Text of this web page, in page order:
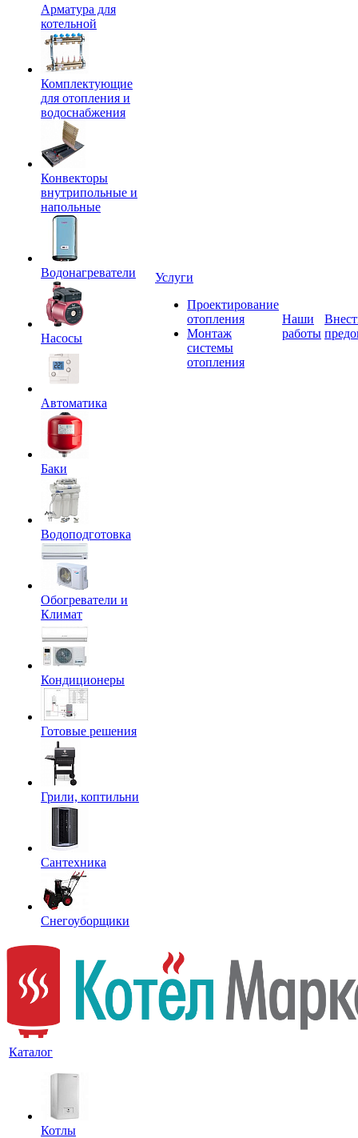
Арматура для
котельной
Комплектующие
для отопления и
водоснабжения
Конвекторы
внутрипольные и
напольные
Водонагреватели
Насосы
Автоматика
Баки
Водоподготовка
Обогреватели и
Климат
Кондиционеры
Готовые решения
Грили, коптильни
Сантехника
Снегоуборщики
Услуги
Проектирование
отопления
Монтаж
системы
отопления
Наши
работы
Каталог
Котлы